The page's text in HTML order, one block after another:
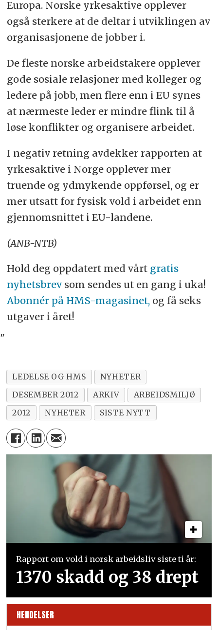
Europa. Norske yrkesaktive opplever
også sterkere at de deltar i utviklingen av
organisasjonene de jobber i.
De fleste norske arbeidstakere opplever
gode sosiale relasjoner med kolleger og
ledere på jobb, men flere enn i EU synes
at nærmeste leder er mindre flink til å
løse konflikter og organisere arbeidet.
I negativ retning avdekker rapporten at
yrkesaktive i Norge opplever mer
truende og ydmykende oppførsel, og er
mer utsatt for fysisk vold i arbeidet enn
gjennomsnittet i EU-landene.
(ANB-NTB)
Hold deg oppdatert med vårt gratis
nyhetsbrevsom sendes ut en gang i uka!
Abonnér på HMS-magasinet,og få seks
utgaver i året!
"
LEDELSE OG HMS
NYHETER
DESEMBER 2012
ARKIV
ARBEIDSMILJØ
2012
NYHETER SISTE NYTT
Rapport om vold i norsk arbeidsliv siste ti år:
1370 skadd og 38 drept
HENDELSER